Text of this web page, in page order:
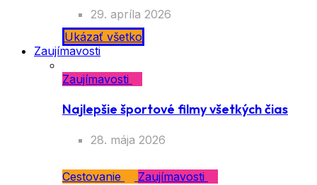
29. apríla 2026
Ukázať všetko
Zaujímavosti
Zaujímavosti
Najlepšie športové filmy všetkých čias
28. mája 2026
Cestovanie Zaujímavosti